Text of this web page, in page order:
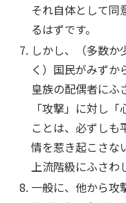
それ自体として同
るはずです。
しかし、（多数か
く）国民がみずか
皇族の配偶者にふ
「攻撃」に対し
ことは、必ずしも
情を惹き起こさな
上流階級にふさわ
一般に、他から攻